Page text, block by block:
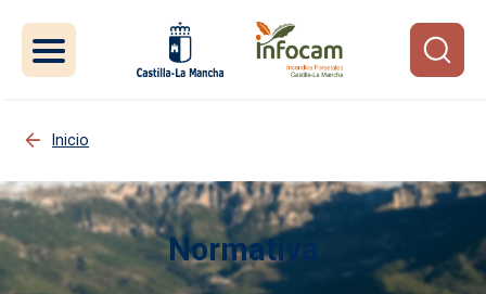
Inicio
Normativa
Imagen